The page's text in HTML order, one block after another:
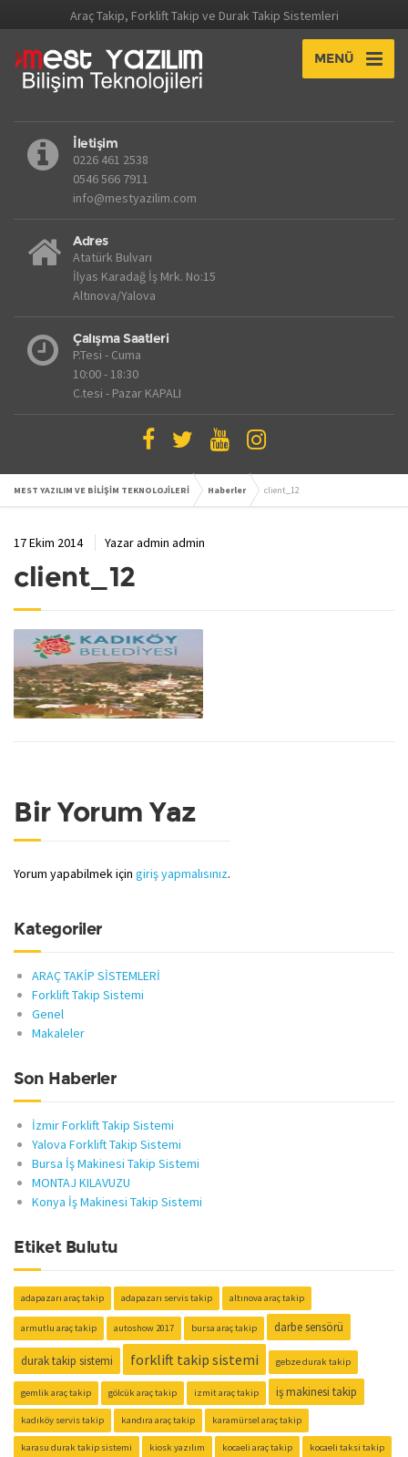
Araç Takip, Forklift Takip ve Durak Takip Sistemleri
MENÜ
İletişim
0226 461 2538
0546 566 7911
info@mestyazilim.com
Adres
Atatürk Bulvarı
İlyas Karadağ İş Mrk. No:15
Altınova/Yalova
Çalışma Saatleri
P.Tesi - Cuma
10:00 - 18:30
C.tesi - Pazar KAPALI
MEST YAZILIM VE BİLİŞİM TEKNOLOJİLERİ Haberler client_12
17 Ekim 2014 Yazaradmin admin
client_12
Bir Yorum Yaz
Yorum yapabilmek için giriş yapmalısınız.
Kategoriler
ARAÇ TAKİP SİSTEMLERİ
Forklift Takip Sistemi
Genel
Makaleler
Son Haberler
İzmir Forklift Takip Sistemi
Yalova Forklift Takip Sistemi
Bursa İş Makinesi Takip Sistemi
MONTAJ KILAVUZU
Konya İş Makinesi Takip Sistemi
Etiket Bulutu
adapazarı araç takip adapazarı servis takip altınova araç takip
armutlu araç takip autoshow 2017 bursa araç takip darbe sensörü
durak takip sistemi forklift takip sistemi gebze durak takip
gemlik araç takip gölcük araç takip izmit araç takip iş makinesi takip
kadıköy servis takip kandıra araç takip karamürsel araç takip
karasu durak takip sistemi kiosk yazılım kocaeli araç takip kocaeli taksi takip